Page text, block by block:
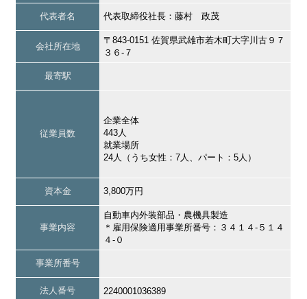
代表者名 代表取締役社長：藤村 政茂
会社所在地
〒843-0151 佐賀県武雄市若木町大字川古９７
３６‐７
最寄駅
従業員数
企業全体
443人
就業場所
24人（うち女性：7人、パート：5人）
資本金 3,800万円
事業内容
自動車内外装部品・農機具製造
＊雇用保険適用事業所番号：３４１４‐５１４
４‐０
事業所番号
法人番号 2240001036389